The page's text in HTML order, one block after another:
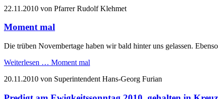
22.11.2010 von Pfarrer Rudolf Klehmet
Moment mal
Die trüben Novembertage haben wir bald hinter uns gelassen.
Weiterlesen … Moment mal
20.11.2010 von Superintendent Hans-Georg Furian